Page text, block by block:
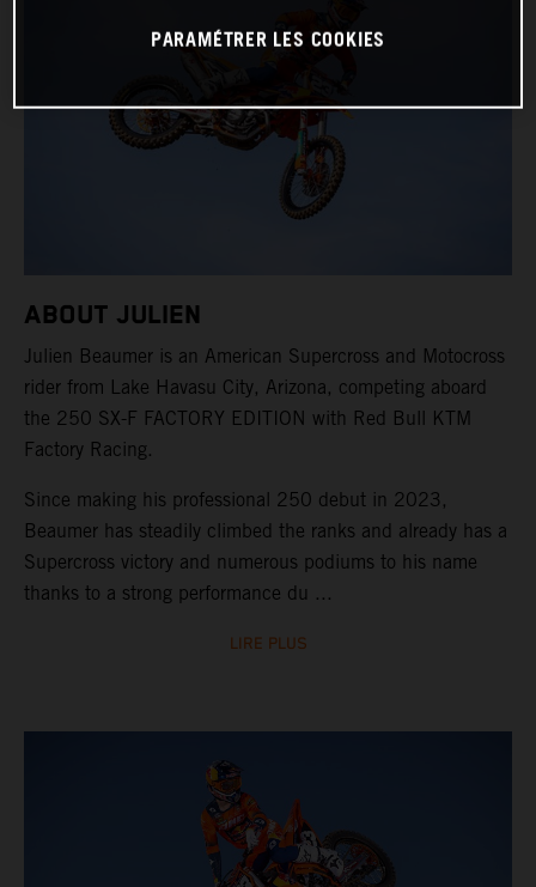
ABOUT JULIEN
Julien Beaumer is an American Supercross and Motocross
rider from Lake Havasu City, Arizona, competing aboard
the 250 SX-F FACTORY EDITION with Red Bull KTM
Factory Racing.
Since making his professional 250 debut in 2023,
Beaumer has steadily climbed the ranks and already has a
Supercross victory and numerous podiums to his name
thanks to a strong performance du ...
LIRE PLUS
PARAMÉTRER LES COOKIES